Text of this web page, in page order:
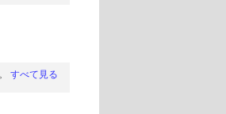
すべて見る